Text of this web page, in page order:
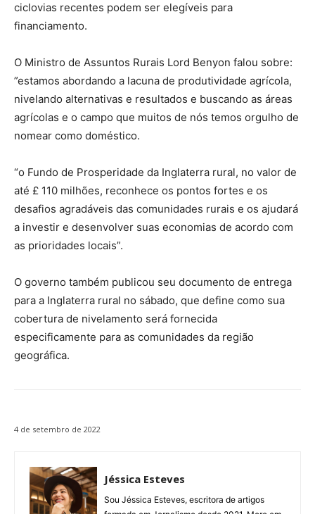
ciclovias recentes podem ser elegíveis para
financiamento.
O Ministro de Assuntos Rurais Lord Benyon falou sobre: ​​
”estamos abordando a lacuna de produtividade agrícola,
nivelando alternativas e resultados e buscando as áreas
agrícolas e o campo que muitos de nós temos orgulho de
nomear como doméstico.
“o Fundo de Prosperidade da Inglaterra rural, no valor de
até £ 110 milhões, reconhece os pontos fortes e os
desafios agradáveis ​​das comunidades rurais e os ajudará
a investir e desenvolver suas economias de acordo com
as prioridades locais”.
O governo também publicou seu documento de entrega
para a Inglaterra rural no sábado, que define como sua
cobertura de nivelamento será fornecida
especificamente para as comunidades da região
geográfica.
4 de setembro de 2022
Jéssica Esteves
Sou Jéssica Esteves, escritora de artigos